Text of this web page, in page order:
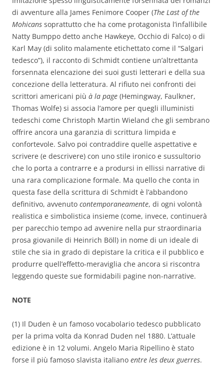
di avventure alla James Fenimore Cooper (The Last of the
Mohicans soprattutto che ha come protagonista l’infallibile
Natty Bumppo detto anche Hawkeye, Occhio di Falco) o di
Karl May (di solito malamente etichettato come il “Salgari
tedesco”), il racconto di Schmidt contiene un’altrettanta
forsennata elencazione dei suoi gusti letterari e della sua
concezione della letteratura. Al rifiuto nei confronti dei
scrittori americani più à la page (Hemingway, Faulkner,
Thomas Wolfe) si associa l’amore per quegli illuministi
tedeschi come Christoph Martin Wieland che gli sembrano
offrire ancora una garanzia di scrittura limpida e
confortevole. Salvo poi contraddire quelle aspettative e
scrivere (e descrivere) con uno stile ironico e sussultorio
che lo porta a contrarre e a prodursi in ellissi narrative di
una rara complicazione formale. Ma quello che conta in
questa fase della scrittura di Schmidt è l’abbandono
definitivo, avvenuto contemporaneamente, di ogni volontà
realistica e simbolistica insieme (come, invece, continuerà
per parecchio tempo ad avvenire nella pur straordinaria
prosa giovanile di Heinrich Böll) in nome di un ideale di
stile che sia in grado di depistare la critica e il pubblico e
produrre quell’effetto-meraviglia che ancora si riscontra
leggendo queste sue formidabili pagine non-narrative.
NOTE
(1) Il Duden è un famoso vocabolario tedesco pubblicato
per la prima volta da Konrad Duden nel 1880. L’attuale
edizione è in 12 volumi. Angelo Maria Ripellino è stato
forse il più famoso slavista italiano entre les deux guerres.